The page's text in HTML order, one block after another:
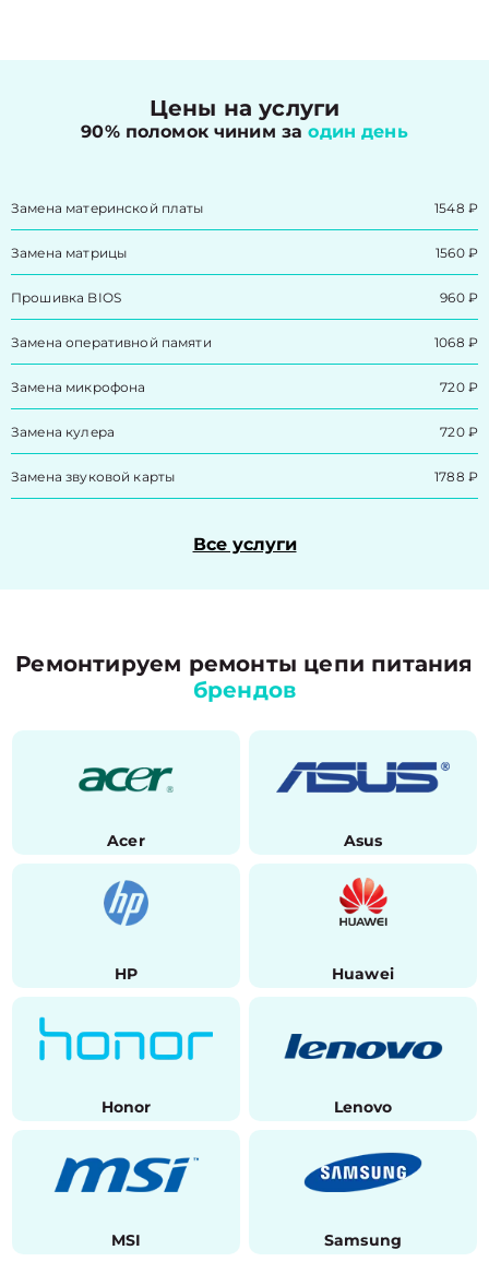
Цены на услуги
90% поломок чиним заодин день
Замена материнской платы 1548 ₽
Замена матрицы 1560 ₽
Прошивка BIOS 960 ₽
Замена оперативной памяти 1068 ₽
Замена микрофона 720 ₽
Замена кулера 720 ₽
Замена звуковой карты 1788 ₽
Все услуги
Ремонтируем ремонты цепи питания
брендов
Acer Asus
HP Huawei
Honor Lenovo
MSI Samsung